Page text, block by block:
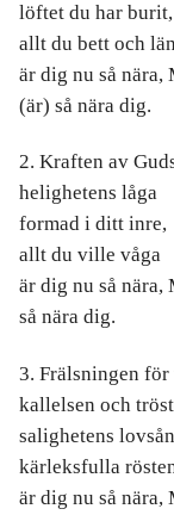
löftet du har burit,
allt du bett och
är dig nu så nära,
(är) så nära dig.
2. Kraften av
helighetens låga
formad i ditt inre,
allt du ville våga
är dig nu så nära,
så nära dig.
3. Frälsningen för
kallelsen och
salighetens
kärleksfulla
är dig nu så nära,